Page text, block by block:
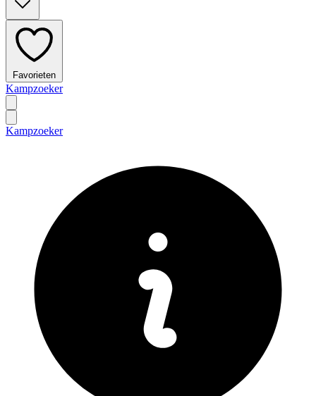
Favorieten
Kampzoeker
Kampzoeker